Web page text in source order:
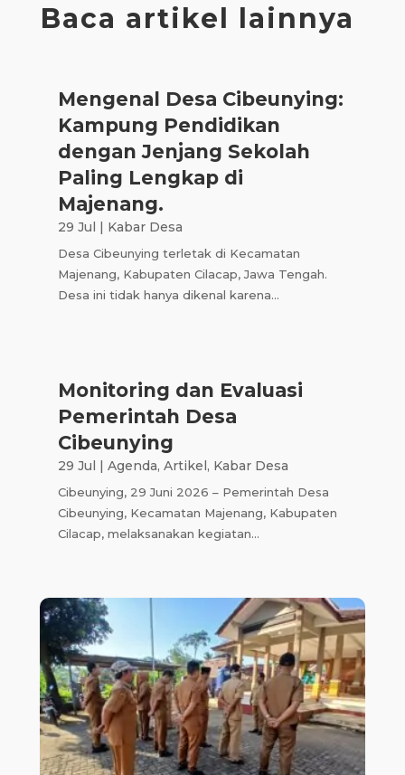
Baca artikel lainnya
Mengenal Desa Cibeunying:
Kampung Pendidikan
dengan Jenjang Sekolah
Paling Lengkap di
Majenang.
29 Jul | Kabar Desa
Desa Cibeunying terletak di Kecamatan
Majenang, Kabupaten Cilacap, Jawa Tengah.
Desa ini tidak hanya dikenal karena...
Monitoring dan Evaluasi
Pemerintah Desa
Cibeunying
29 Jul | Agenda, Artikel, Kabar Desa
Cibeunying, 29 Juni 2026 – Pemerintah Desa
Cibeunying, Kecamatan Majenang, Kabupaten
Cilacap, melaksanakan kegiatan...